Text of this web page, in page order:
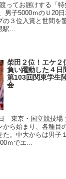
ってお届けする「
男子5000ｍのＵ20日
の３位入賞と世間を
...
柴田２位！エケ２
負い躍動した４日
第103回関東学生
会
東京・国立競技場
から始まり、各種目
。中大からは男子
ｍでエ...